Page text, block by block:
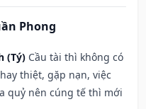
Phong
(Tý) Cầu tài thì không có
thiệt, gặp nạn, việc
quỷ nên cúng tế thì mới